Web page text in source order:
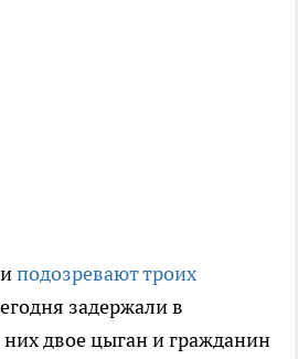
подозревают троих
задержали в
двое цыган и гражданин